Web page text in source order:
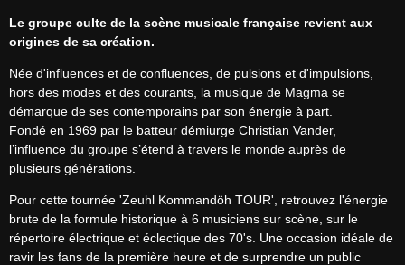
Le groupe culte de la scène musicale française revient aux
origines de sa création.
Née d'influences et de confluences, de pulsions et d'impulsions,
hors des modes et des courants, la musique de Magma se
démarque de ses contemporains par son énergie à part.
Fondé en 1969 par le batteur démiurge Christian Vander,
l’influence du groupe s’étend à travers le monde auprès de
plusieurs générations.
Pour cette tournée 'Zeuhl Kommandöh TOUR', retrouvez l'énergie
brute de la formule historique à 6 musiciens sur scène, sur le
répertoire électrique et éclectique des 70's. Une occasion idéale de
ravir les fans de la première heure et de surprendre un public